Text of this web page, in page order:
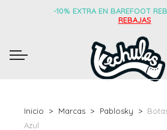
-10% EXTRA EN BAREFOOT
REBAJAS
Inicio Marcas Pablosky
Azul